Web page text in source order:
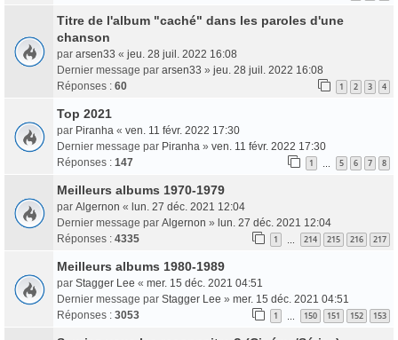
Titre de l'album "caché" dans les paroles d'une
chanson
par arsen33 « jeu. 28 juil. 2022 16:08
Dernier message par arsen33 » jeu. 28 juil. 2022 16:08
Réponses : 60 1 2 3 4
Top 2021
par Piranha « ven. 11 févr. 2022 17:30
Dernier message par Piranha » ven. 11 févr. 2022 17:30
Réponses : 147 1 5 6 7 8
Meilleurs albums 1970-1979
par Algernon « lun. 27 déc. 2021 12:04
Dernier message par Algernon » lun. 27 déc. 2021 12:04
Réponses : 4335 1 214 215 216 217
Meilleurs albums 1980-1989
par Stagger Lee « mer. 15 déc. 2021 04:51
Dernier message par Stagger Lee » mer. 15 déc. 2021 04:51
Réponses : 3053 1 150 151 152 153